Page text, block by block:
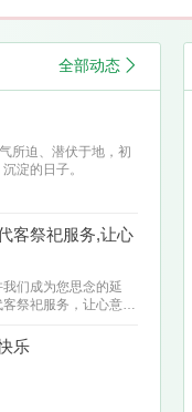
全部动态
所迫、潜伏于地，初
淀的日子。
客祭祀服务,让心
们成为您思念的延
祭祀服务，让心意不
乐